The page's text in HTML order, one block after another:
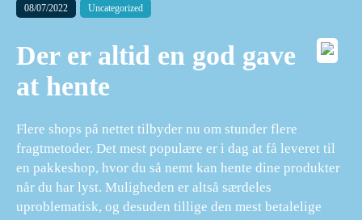
08/07/2022 Uncategorized
Der er altid en god gave
at hente
Flere shops på nettet tilbyder nu om stunder flere
fragtmetoder. Det mest populære er i dag at få leveret til
en pakkeshop, hvor du så nemt kan hente dine produkter
når du har lyst. Muligheden er altså særdeles
uproblematisk, og desuden tillige den mest betalelige